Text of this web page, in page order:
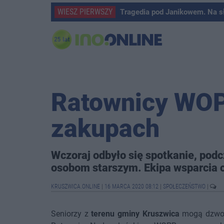
WIESZ PIERWSZY Tragedia pod Janikowem. Na
Ratownicy
zakupach
Wczoraj odbyło się spotkanie,
osobom starszym. Ekipa wsparcia
KRUSZWICA.ONLINE 16 MARCA 2020 08:12 SPOŁECZEŃSTWO
Seniorzy zterenu gminy Kruszwica mogą